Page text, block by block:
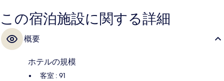
この宿泊施設に関する詳細
概要
ホテルの規模
客室 : 91